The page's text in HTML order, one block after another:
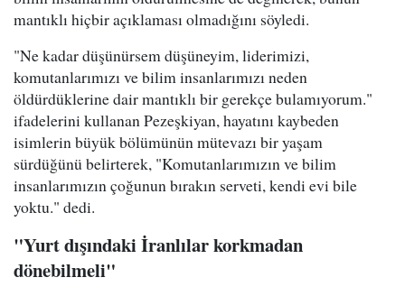
mantıklı hiçbir açıklaması olmadığını söyledi.
"Ne kadar düşünürsem düşüneyim, liderimizi,
komutanlarımızı ve bilim insanlarımızı neden
öldürdüklerine dair mantıklı bir gerekçe bulamıyorum."
ifadelerini kullanan Pezeşkiyan, hayatını kaybeden
isimlerin büyük bölümünün mütevazı bir yaşam
sürdüğünü belirterek, "Komutanlarımızın ve bilim
insanlarımızın çoğunun bırakın serveti, kendi evi bile
yoktu." dedi.
"Yurt dışındaki İranlılar korkmadan
dönebilmeli"